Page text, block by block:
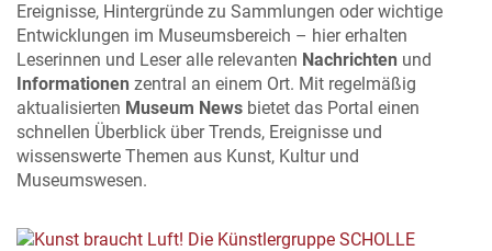
Ereignisse, Hintergründe zu Sammlungen oder wichtige
Entwicklungen im Museumsbereich – hier erhalten
Leserinnen und Leser alle relevanten Nachrichten und
Informationen zentral an einem Ort. Mit regelmäßig
aktualisierten Museum News bietet das Portal einen
schnellen Überblick über Trends, Ereignisse und
wissenswerte Themen aus Kunst, Kultur und
Museumswesen.